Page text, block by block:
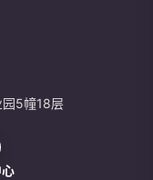
园5幢18层